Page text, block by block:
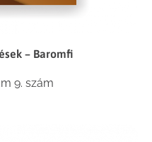
– Baromfi
9. szám